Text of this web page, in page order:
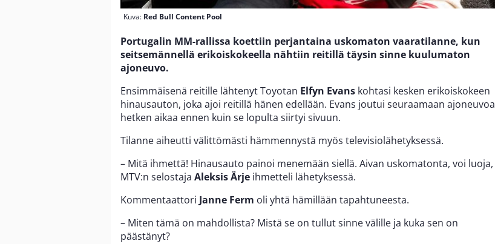
Kuva: Red Bull Content Pool
Portugalin MM-rallissa koettiin perjantaina uskomaton vaaratilanne, kun
seitsemännellä erikoiskokeella nähtiin reitillä täysin sinne kuulumaton
ajoneuvo.
Ensimmäisenä reitille lähtenyt Toyotan Elfyn Evans kohtasi kesken erikoiskokeen
hinausauton, joka ajoi reitillä hänen edellään. Evans joutui seuraamaan ajoneuvoa
hetken aikaa ennen kuin se lopulta siirtyi sivuun.
Tilanne aiheutti välittömästi hämmennystä myös televisiolähetyksessä.
– Mitä ihmettä! Hinausauto painoi menemään siellä. Aivan uskomatonta, voi luoja,
MTV:n selostaja Aleksis Ärje ihmetteli lähetyksessä.
Kommentaattori Janne Ferm oli yhtä hämillään tapahtuneesta.
– Miten tämä on mahdollista? Mistä se on tullut sinne välille ja kuka sen on
päästänyt?